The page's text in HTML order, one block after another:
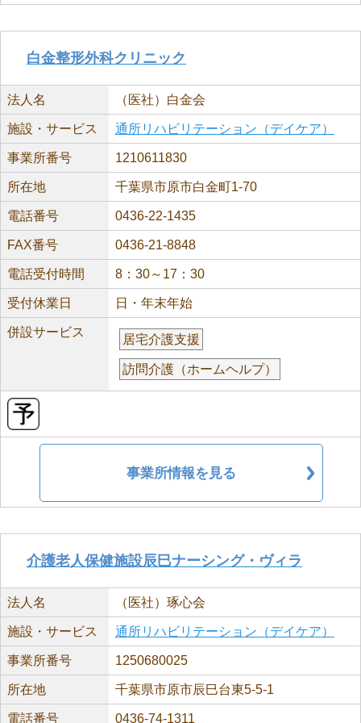
白金整形外科クリニック
法人名 （医社）白金会
施設・サービス 通所リハビリテーション（デイケア）
事業所番号 1210611830
所在地 千葉県市原市白金町1-70
電話番号 0436-22-1435
FAX番号 0436-21-8848
電話受付時間 8：30～17：30
受付休業日 日・年末年始
併設サービス
居宅介護支援
訪問介護（ホームヘルプ）
事業所情報を見る
介護老人保健施設辰巳ナーシング・ヴィラ
法人名 （医社）琢心会
施設・サービス 通所リハビリテーション（デイケア）
事業所番号 1250680025
所在地 千葉県市原市辰巳台東5-5-1
電話番号 0436-74-1311